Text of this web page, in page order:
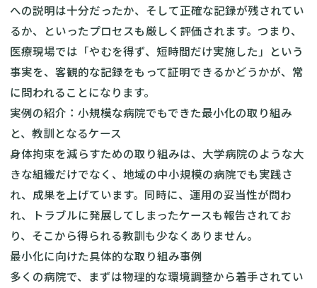
への説明は十分だったか、そして正確な記録が残されてい
るか、といったプロセスも厳しく評価されます。つまり、
医療現場では「やむを得ず、短時間だけ実施した」という
事実を、客観的な記録をもって証明できるかどうかが、常
に問われることになります。
実例の紹介：小規模な病院でもできた最小化の取り組み
と、教訓となるケース
身体拘束を減らすための取り組みは、大学病院のような大
きな組織だけでなく、地域の中小規模の病院でも実践さ
れ、成果を上げています。同時に、運用の妥当性が問わ
れ、トラブルに発展してしまったケースも報告されてお
り、そこから得られる教訓も少なくありません。
最小化に向けた具体的な取り組み事例
多くの病院で、まずは物理的な環境調整から着手されてい